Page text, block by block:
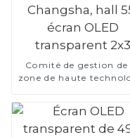
Comité de gestion de
zone de haute
écran OLED
2x3